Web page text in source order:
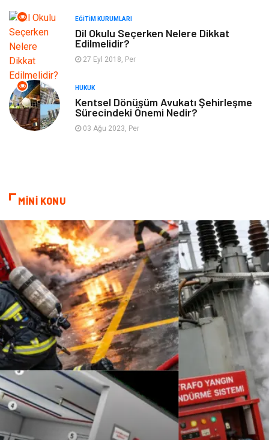
Plastik
Tekstil
Hizmet
İnternet Ambalaj
Kültür
Pazarlama Kiralama Servisleri
Basın Yayın Bilişim
Dernekler ve Birlikler Periyodik Kontrol
Moda İthalat İhracat
Alüminyum Tarım & Hayvancılık
EĞITIM KURUMLARI
Dil Okulu Seçerken Nelere Dikkat
Edilmelidir?
27 Eyl 2018, Per
HUKUK
Kentsel Dönüşüm Avukatı Şehirleşme
Sürecindeki Önemi Nedir?
03 Ağu 2023, Per
MİNİ KONU